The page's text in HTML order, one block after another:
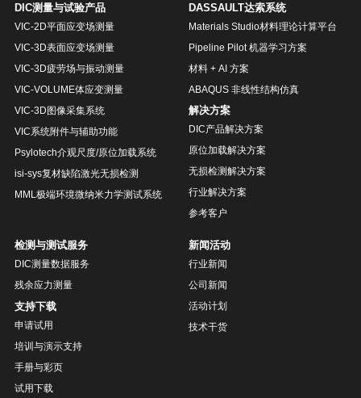
DIC测量与试验产品
VIC-2D平面应变场测量
VIC-3D表面应变场测量
VIC-3D疲劳场与振动测量
VIC-VOLUME体应变测量
VIC-3D图像采集系统
VIC系统附件与辅助功能
Psylotech介观尺度/原位加载系统
isi-sys复材缺陷激光无损检测
MML极端环境微纳米力学测试系统
DASSAULT达索系统
Materials Studio材料理论计算平台
Pipeline Pilot 机器学习方案
材料 + AI 方案
ABAQUS 非线性结构仿真
解决方案
DIC产品解决方案
原位加载解决方案
无损检测解决方案
行业解决方案
参考客户
检测与测试服务
DIC测量数据服务
残余应力测量
支持下载
申请试用
培训与演示支持
手册与彩页
试用下载
新闻活动
行业新闻
公司新闻
活动计划
技术干货